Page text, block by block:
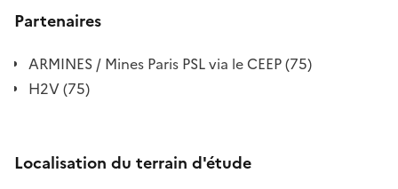
Partenaires
ARMINES / Mines Paris PSL via le CEEP (75)
H2V (75)
Localisation du terrain d'étude